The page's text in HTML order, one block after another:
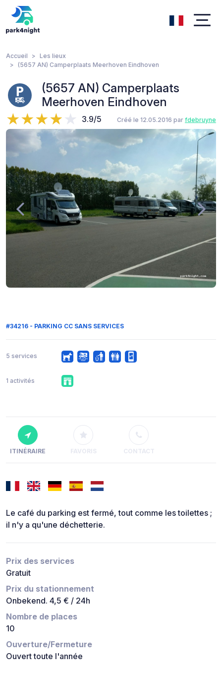
Accueil
Les lieux
(5657 AN) Camperplaats Meerhoven Eindhoven
(5657 AN) Camperplaats
Meerhoven Eindhoven
3.9/5 Créé le 12.05.2016 par fdebruyne
#34216 - PARKING CC SANS SERVICES
5 services
1 activités
ITINÉRAIRE FAVORIS CONTACT
Le café du parking est fermé, tout comme les toilettes ;
il n'y a qu'une déchetterie.
Prix des services
Gratuit
Prix du stationnement
Onbekend. 4,5 € / 24h
Nombre de places
10
Ouverture/Fermeture
Ouvert toute l'année